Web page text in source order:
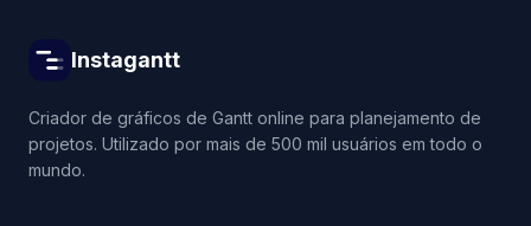
Instagantt
Criador de gráficos de Gantt online para planejamento de
projetos. Utilizado por mais de 500 mil usuários em todo o
mundo.